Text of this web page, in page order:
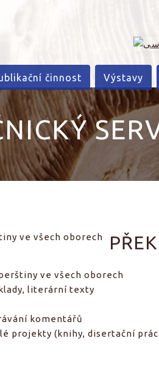
činnost Výstavy
ve všech oborech
literární texty
komentářů
projekty (knihy, disertační